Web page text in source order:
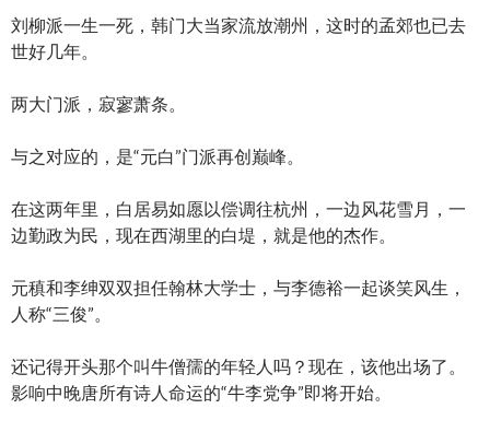
刘柳派一生一死，韩门大当家流放潮州，这时的孟郊也已去
世好几年。
两大门派，寂寥萧条。
与之对应的，是“元白”门派再创巅峰。
在这两年里，白居易如愿以偿调往杭州，一边风花雪月，一
边勤政为民，现在西湖里的白堤，就是他的杰作。
元稹和李绅双双担任翰林大学士，与李德裕一起谈笑风生，
人称“三俊”。
还记得开头那个叫牛僧孺的年轻人吗？现在，该他出场了。
影响中晚唐所有诗人命运的“牛李党争”即将开始。